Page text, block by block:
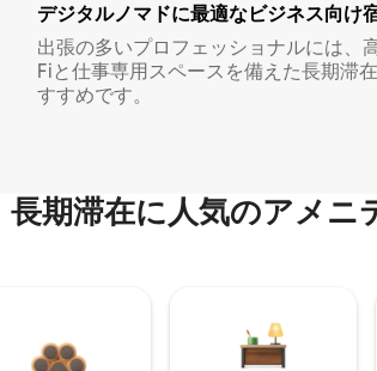
デジタルノマド⁠に最⁠適⁠なビ⁠ジ⁠ネ⁠ス⁠向⁠け
出張の多いプロフェッショナルには、
Fiと仕事専用スペースを備えた長期滞
すすめです。
長期滞在に人気のアメニ